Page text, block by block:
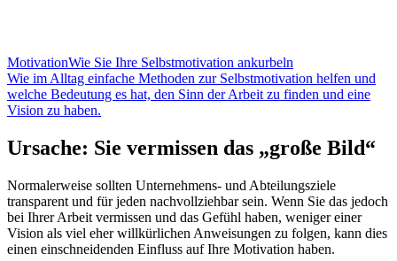
MotivationWie Sie Ihre Selbstmotivation ankurbeln
Wie im Alltag einfache Methoden zur Selbstmotivation helfen und
welche Bedeutung es hat, den Sinn der Arbeit zu finden und eine
Vision zu haben.
Ursache: Sie vermissen das „große Bild“
Normalerweise sollten Unternehmens- und Abteilungsziele
transparent und für jeden nachvollziehbar sein. Wenn Sie das jedoch
bei Ihrer Arbeit vermissen und das Gefühl haben, weniger einer
Vision als viel eher willkürlichen Anweisungen zu folgen, kann dies
einen einschneidenden Einfluss auf Ihre Motivation haben.